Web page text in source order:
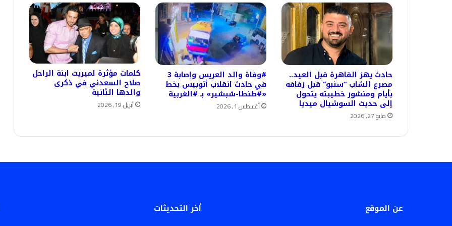
حادث يهز القاهرة قبل العيد..
مصرع الشاب “سنبو” قبل زفافه
بأيام ومنشور خطيبته يتحول
إلى حديث السوشيال ميديا
مايو 27, 2026
#وفاة والد العريس وإصابة 3
في حادث انقلاب أتوبيس بخط
«#طنطا-شبشير» بـ #الغربية
أغسطس 1, 2026
كلمات مؤثرة لميريت ابنة الراحل
صلاح السعدني في ذكرى
والدها الثانية
أبريل 19, 2026
عن الموقع أخر التحديثات